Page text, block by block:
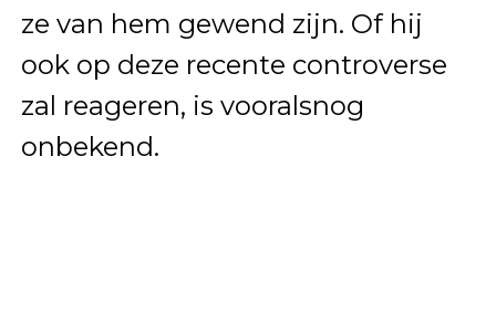
ze van hem gewend zijn. Of hij
ook op deze recente controverse
zal reageren, is vooralsnog
onbekend.